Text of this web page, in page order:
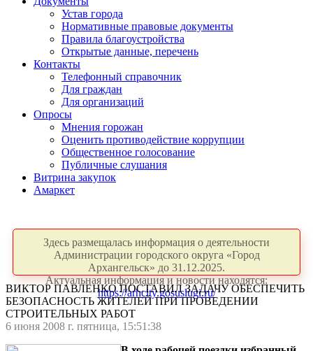
Устав города
Нормативные правовые документы
Правила благоустройства
Открытые данные, перечень
Контакты
Телефонный справочник
Для граждан
Для организаций
Опросы
Мнения горожан
Оценить противодействие коррупции
Общественное голосование
Публичные слушания
Витрина закупок
Амаркет
Здесь размещалась информация о деятельности
Администрации городского округа «Город
Архангельск» до 31.12.2025.
Актуальная информация и новости находятся:
https://arhcity.gosuslugi.ru/
ВИКТОР ПАВЛЕНКО ПОСТАВИЛ ЗАДАЧУ ОБЕСПЕЧИТЬ
БЕЗОПАСНОСТЬ ЖИТЕЛЕЙ ПРИ ПРОВЕДЕНИИ
СТРОИТЕЛЬНЫХ РАБОТ
6 июня 2008 г. пятница, 15:51:38